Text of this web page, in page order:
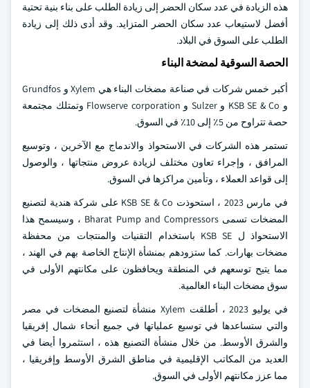
هذه الزيادة في عدد سكان الحضر إلى زيادة الطلب على بناء بنية تحتية
أفضل لاستيعاب عدد سكان الحضر المتزايد. وقد أدى ذلك إلى زيادة
الطلب على السوق في البلاد.
الحصة السوقية لمضخة البناء
أكبر خمس شركات في صناعة مضخات البناء هي Xylem و Grundfos
و KSB SE & Co و Sulzer و Flowserve corporation وتمتلك مجتمعة
حصة تتراوح من 5٪ إلى 10٪ في السوق.
تستمر هذه الشركات في الاستحواذ والاندماج مع الآخرين ، وتوسيع
المرافق ، وإجراء تعاون مختلف لزيادة عروض منتجاتها ، والوصول
إلى قواعد العملاء ، وتأمين مراكزها في السوق.
في مارس 2023 ، استحوذت KSB SE & Co على شركة هندية لتصنيع
المضخات تسمى Bharat Pump and Compressors ، وسيسمح هذا
الاستحواذ ل KSB SE باستخدام التقنيات والمنتجات من محفظة
مضخات بهارات. كما ستزودهم بمنشأة الإنتاج الخاصة بهم في الهند ،
مما يتيح توسعهم في المنطقة ويحافظون على مكانتهم الأولى في
سوق مضخات البناء العالمية.
في يوليو 2023 ، أطلقت Xylem منشأة لتصنيع المضخات في مصر
والتي ستساعدها في توسيع عملياتها في جميع أنحاء شمال إفريقيا
والشرق الأوسط. من خلال منشأة التصنيع هذه ، استثمروا أيضا في
العديد من المكاتب الإقليمية في مناطق الشرق الأوسط وإفريقيا ،
مما عزز مكانتهم الأولى في السوق.